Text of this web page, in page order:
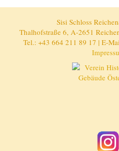
Sisi Schloss
Thalhofstraße 6, A-2651
Tel.: +43 664 211 89 17 | E-